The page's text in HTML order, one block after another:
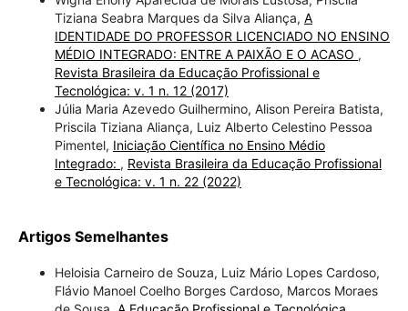
Tiziana Seabra Marques da Silva Aliança, A
IDENTIDADE DO PROFESSOR LICENCIADO NO ENSINO
MÉDIO INTEGRADO: ENTRE A PAIXÃO E O ACASO ,
Revista Brasileira da Educação Profissional e
Tecnológica: v. 1 n. 12 (2017)
Júlia Maria Azevedo Guilhermino, Alison Pereira Batista,
Priscila Tiziana Aliança, Luiz Alberto Celestino Pessoa
Pimentel, Iniciação Científica no Ensino Médio
Integrado: , Revista Brasileira da Educação Profissional
e Tecnológica: v. 1 n. 22 (2022)
Artigos Semelhantes
Heloisia Carneiro de Souza, Luiz Mário Lopes Cardoso,
Flávio Manoel Coelho Borges Cardoso, Marcos Moraes